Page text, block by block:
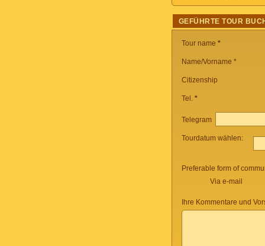
GEFÜHRTE TOUR
Tour name *
Name/Vorname *
Citizenship
Tel. *
Telegram
Tourdatum wählen:
Preferable form of
Via e-mail
Ihre Kommentare und